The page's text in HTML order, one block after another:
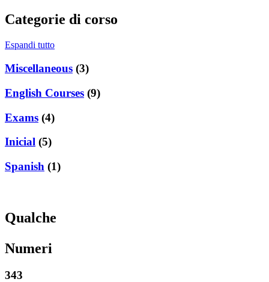
Categorie di corso
Espandi tutto
Miscellaneous (3)
English Courses (9)
Exams (4)
Inicial (5)
Spanish (1)
Qualche
Numeri
343